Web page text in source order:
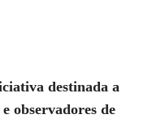
destinada a
observadores de